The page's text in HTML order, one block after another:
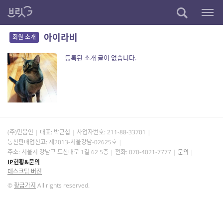
회원 소개 아이라비
등록된 소개 글이 없습니다.
(주)민음인 대표: 박근섭 사업자번호: 211-88-33701
통신판매업신고: 제2013-서울강남-02625호
주소: 서울시 강남구 도산대로 1길 62 5층
전화: 070-4021-7777
문의
IP현황&문의
데스크탑 버전
©황금가지 All rights reserved.